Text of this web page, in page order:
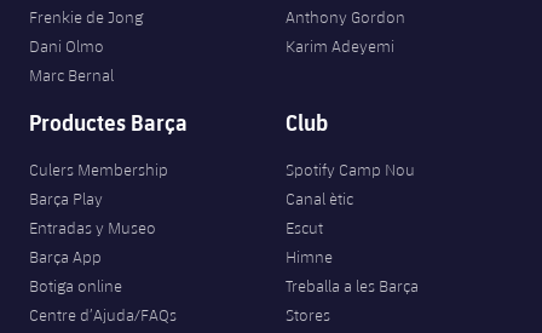
Frenkie de Jong
Dani Olmo
Marc Bernal
Anthony Gordon
Karim Adeyemi
Productes Barça
Culers Membership
Barça Play
Entradas y Museo
Barça App
Botiga online
Centre d’Ajuda/FAQs
Club
Spotify Camp Nou
Canal ètic
Escut
Himne
Treballa a les Barça
Stores